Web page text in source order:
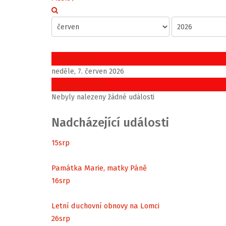
Předchozí den
neděle, 7. červen 2026
Následující den
Nebyly nalezeny žádné události
Nadcházející události
15srp
Památka Marie, matky Páně
16srp
Letní duchovní obnovy na Lomci
26srp